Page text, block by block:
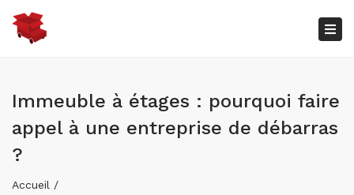
Immeuble à étages : pourquoi faire
appel à une entreprise de débarras
?
Accueil